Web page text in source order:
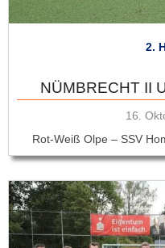
2.
NÜMBRECHT II
16.
Rot-Weiß Olpe – SSV